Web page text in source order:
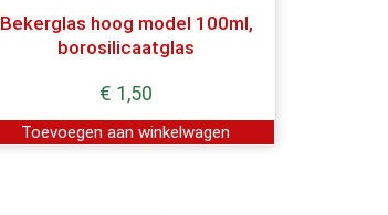
Bekerglas hoog model 100ml,
borosilicaatglas
€ 1,50
Toevoegen aan winkelwagen